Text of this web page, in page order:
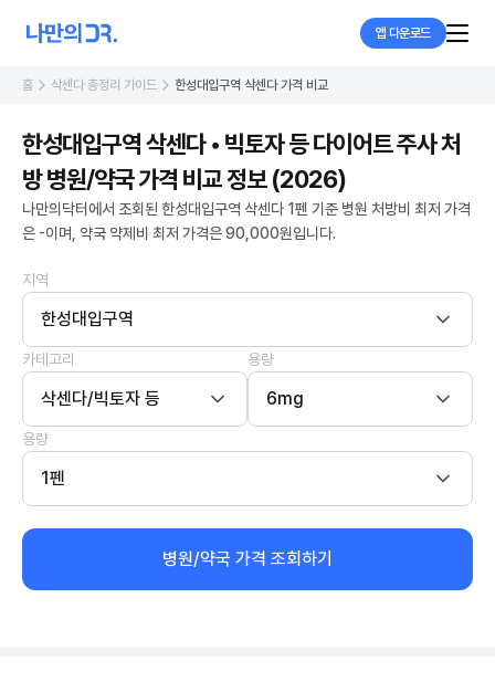
앱 다운로드
홈 삭센다 총정리 가이드 한성대입구역 삭센다 가격 비교
한성대입구역 삭센다 • 빅토자 등 다이어트 주사 처
방 병원/약국 가격 비교 정보 (2026)
나만의닥터에서 조회된 한성대입구역 삭센다 1펜 기준 병원 처방비 최저 가격
은 -이며, 약국 약제비 최저 가격은 90,000원입니다.
지역
한성대입구역
카테고리
삭센다/빅토자 등
용량
6mg
용량
1펜
병원/약국 가격 조회하기